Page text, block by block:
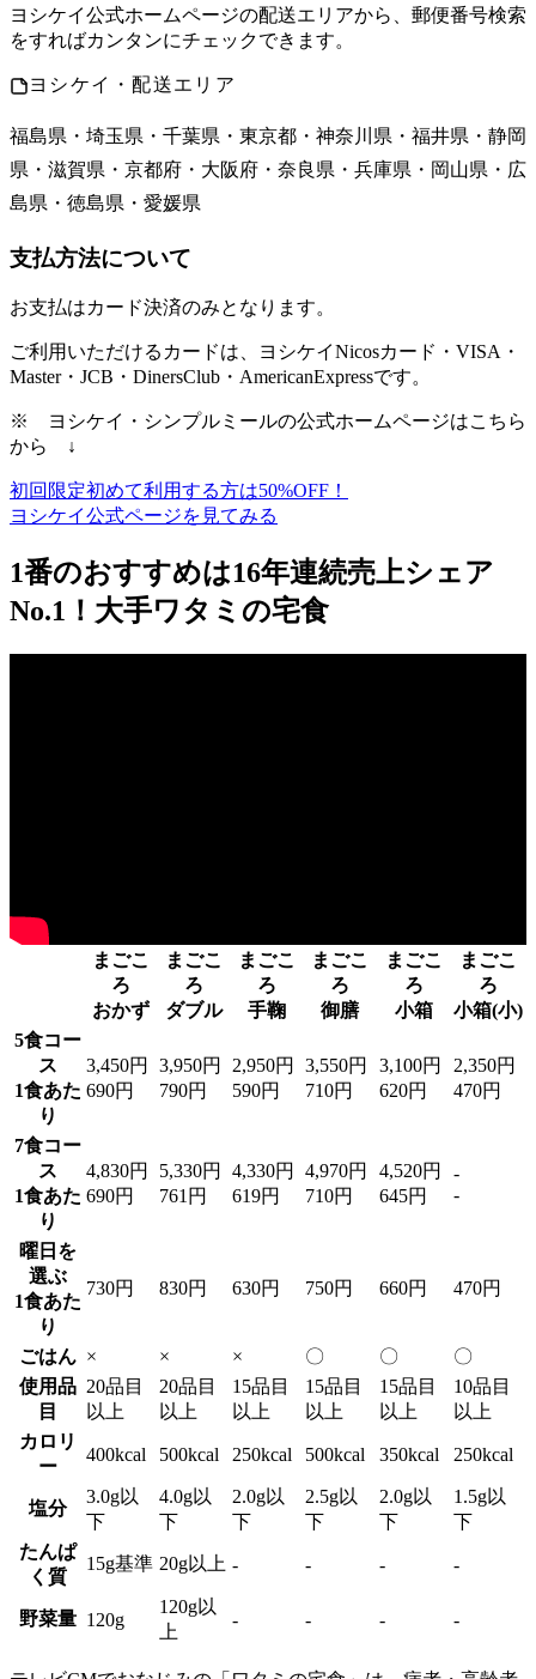
ヨシケイ公式ホームページの配送エリアから、郵便番号検索
をすればカンタンにチェックできます。
ヨシケイ・配送エリア
福島県・埼玉県・千葉県・東京都・神奈川県・福井県・静岡
県・滋賀県・京都府・大阪府・奈良県・兵庫県・岡山県・広
島県・徳島県・愛媛県
支払方法について
お支払はカード決済のみとなります。
ご利用いただけるカードは、ヨシケイNicosカード・VISA・
Master・JCB・DinersClub・AmericanExpressです。
※ ヨシケイ・シンプルミールの公式ホームページはこちら
から ↓
初回限定初めて利用する方は50%OFF！
ヨシケイ公式ページを見てみる
1番のおすすめは16年連続売上シェア
No.1！大手ワタミの宅食
まごこ
ろ
おかず
まごこ
ろ
ダブル
まごこ
ろ
手鞠
まごこ
ろ
御膳
まごこ
ろ
小箱
まごこ
ろ
小箱(小)
5食コー
ス
1食あた
り
3,450円
690円
3,950円
790円
2,950円
590円
3,550円
710円
3,100円
620円
2,350円
470円
7食コー
ス
1食あた
り
4,830円
690円
5,330円
761円
4,330円
619円
4,970円
710円
4,520円
645円
-
-
曜日を
選ぶ
1食あた
り
730円 830円 630円 750円 660円 470円
ごはん × × × 〇 〇
〇
使用品
目
20品目
以上
20品目
以上
15品目
以上
15品目
以上
15品目
以上
10品目
以上
カロリ
ー
400kcal 500kcal 250kcal 500kcal 350kcal 250kcal
塩分
3.0g以
下
4.0g以
下
2.0g以
下
2.5g以
下
2.0g以
下
1.5g以
下
たんぱ
く質
15g基準 20g以上 - - - -
野菜量 120g
120g以
上
- - - -